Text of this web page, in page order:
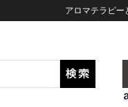
アロマテラピー